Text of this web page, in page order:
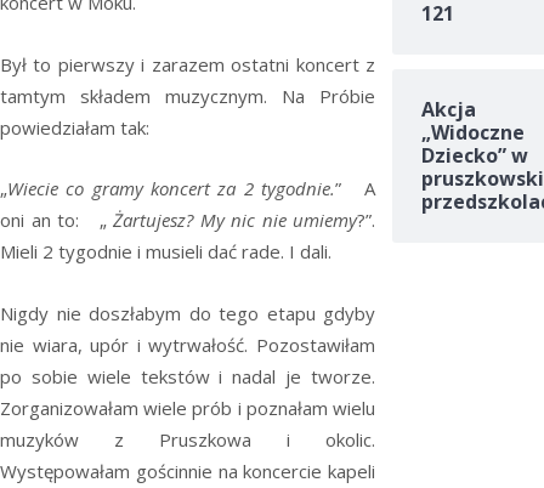
Był to pierwszy i zarazem ostatni koncert z
tamtym składem muzycznym. Na Próbie
powiedziałam tak:
„Wiecie co gramy koncert za 2 tygodnie.” A
oni an to: „Żartujesz? My nic nie umiemy?”.
Mieli 2 tygodnie i musieli dać rade. I dali.
Nigdy nie doszłabym do tego etapu gdyby
nie wiara, upór i wytrwałość. Pozostawiłam
po sobie wiele tekstów i nadal je tworze.
Zorganizowałam wiele prób i poznałam wielu
muzyków z Pruszkowa i okolic.
Występowałam gościnnie na koncercie kapeli
121
Akcja
„Widoczne
Dziecko” w